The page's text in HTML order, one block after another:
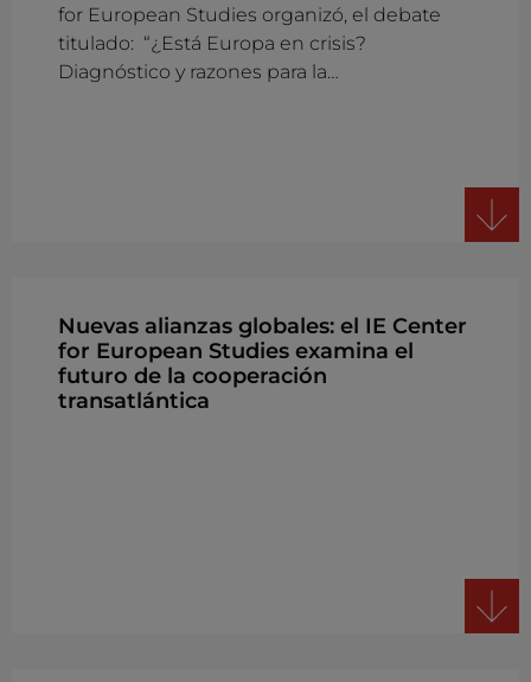
for European Studies organizó, el debate
titulado: “¿Está Europa en crisis?
Diagnóstico y razones para la…
Nuevas alianzas globales: el IE Center
for European Studies examina el
futuro de la cooperación
transatlántica